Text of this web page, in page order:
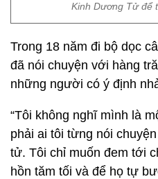
Kinh Dương Tử để
Trong 18 năm đi bộ dọc
đã nói chuyện với hàng
những người có ý định
“Tôi không nghĩ mình là
phải ai tôi từng nói
tử. Tôi chỉ muốn đem tới
hồn tăm tối và để họ tự